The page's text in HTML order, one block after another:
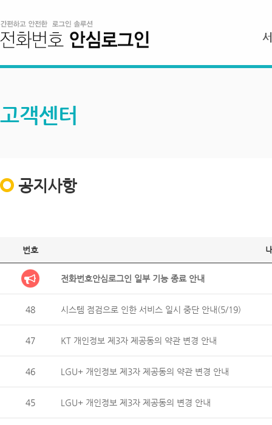
고객센터
공지사항
번호
전화번호안심로그인 일부 기능 종료 안내
48 시스템 점검으로 인한 서비스 일시 중단 안내(5/19)
47 KT 개인정보 제3자 제공동의 약관 변경 안내
46 LGU+ 개인정보 제3자 제공동의 약관 변경 안내
45 LGU+ 개인정보 제3자 제공동의 변경 안내